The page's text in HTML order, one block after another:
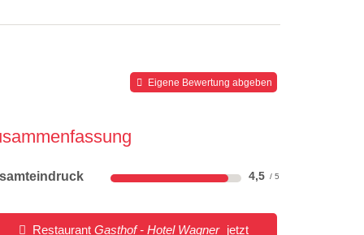
Eigene Bewertung abgeben
4,5
RestaurantGasthof - Hotel Wagner jetzt